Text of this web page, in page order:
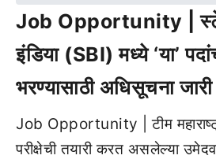
Job Opportunity |
इंडिया (SBI) मध्ये ‘या’
भरण्यासाठी अधिसूचना जारी
Job Opportunity | टीम
परीक्षेची तयारी करत असलेल्या